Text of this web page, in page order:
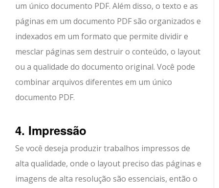
um único documento PDF. Além disso, o texto e as
páginas em um documento PDF são organizados e
indexados em um formato que permite dividir e
mesclar páginas sem destruir o conteúdo, o layout
ou a qualidade do documento original. Você pode
combinar arquivos diferentes em um único
documento PDF.
4. Impressão
Se você deseja produzir trabalhos impressos de
alta qualidade, onde o layout preciso das páginas e
imagens de alta resolução são essenciais, então o